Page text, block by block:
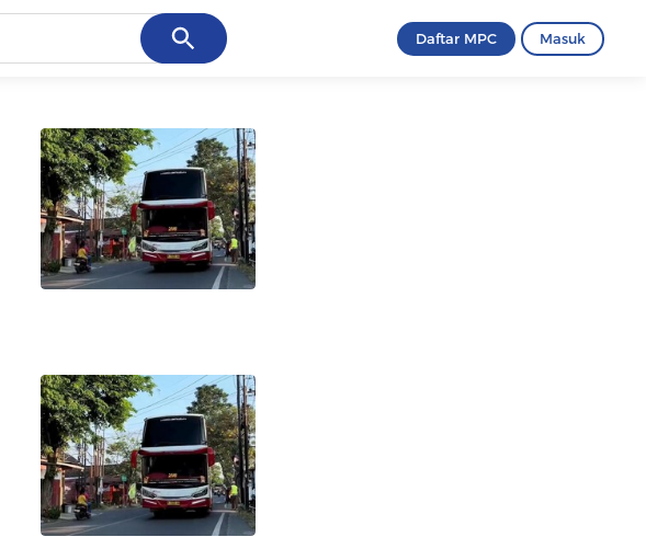
Cancel Daftar MPC Masuk